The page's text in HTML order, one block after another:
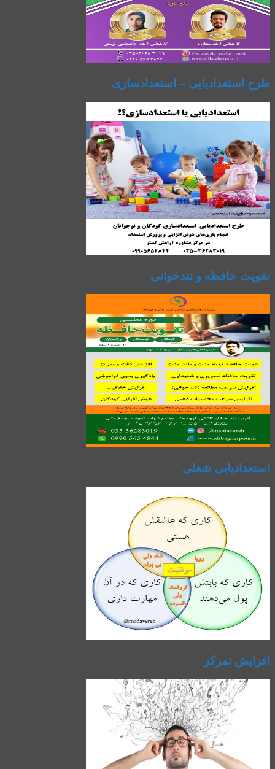
طرح استعدادیابی – استعدادسازی
تقویت حافظه و تندخوانی
استعدادیابی شغلی
افزایش تمرکز